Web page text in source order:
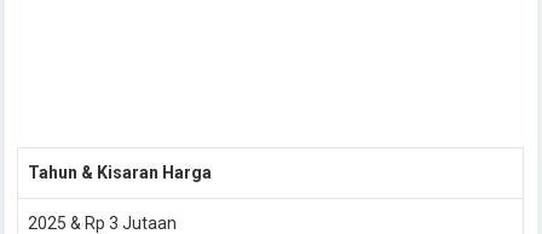
Tahun & Kisaran Harga
2025 & Rp 3 Jutaan